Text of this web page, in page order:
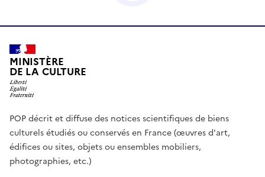
MINISTÈRE
DE LA CULTURE
POP décrit et diffuse des notices scientifiques de biens
culturels étudiés ou conservés en France (œuvres d'art,
édifices ou sites, objets ou ensembles mobiliers,
photographies, etc.)